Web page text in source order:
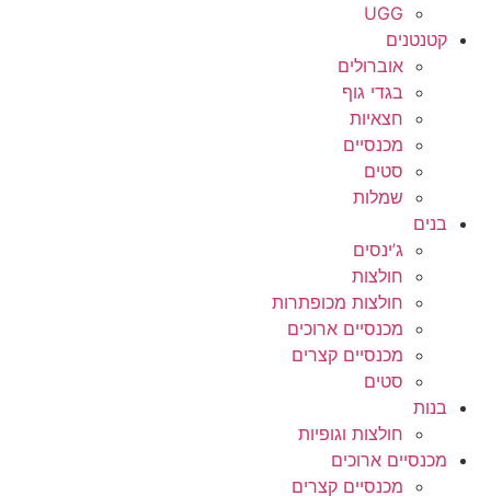
UGG
קטנטנים
אוברולים
בגדי גוף
חצאיות
מכנסיים
סטים
שמלות
בנים
ג’ינסים
חולצות
חולצות מכופתרות
מכנסיים ארוכים
מכנסיים קצרים
סטים
בנות
חולצות וגופיות
מכנסיים ארוכים
מכנסיים קצרים